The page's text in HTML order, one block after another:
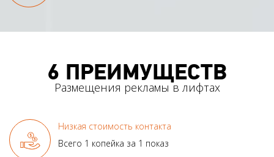
6 ПРЕИМУЩЕСТВ
Размещения рекламы в лифтах
Низкая стоимость контакта
Всего 1 копейка за 1 показ